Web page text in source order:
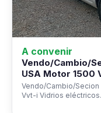
A convenir
Vendo/Cambio/
USA Motor 1500
Vendo/Cambio/Secion
Vvt-i Vidrios